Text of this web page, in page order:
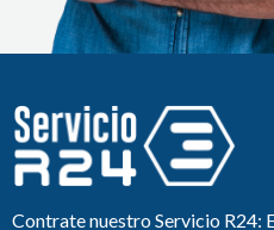
Contrate nuestro Servicio R24: